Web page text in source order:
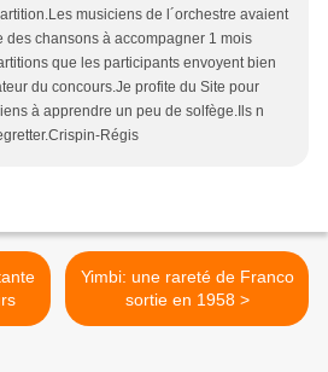
musiciens de l´orchestre avaient
des chansons à accompagner 1 mois
que les participants envoyent bien
du concours.Je profite du Site pour
à apprendre un peu de solfège.Ils n
Régis
Yimbi: une rareté de Franco
sortie en 1958 >